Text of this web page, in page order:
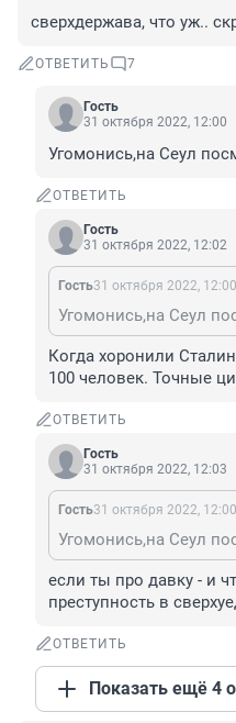
сверхдержава, что уж..
ОТВЕТИТЬ 7
Гость
31 октября 2022, 12:00
Угомонись,на Сеул
ОТВЕТИТЬ
Гость
31 октября 2022, 12:02
Гость31 октября 2022, 12:00
Угомонись,на Сеул
Когда хоронили
100 человек. Точные
ОТВЕТИТЬ
Гость
31 октября 2022, 12:03
Гость31 октября 2022, 12:00
Угомонись,на Сеул
если ты про давку - и
преступность в
ОТВЕТИТЬ
Показать ещё 4